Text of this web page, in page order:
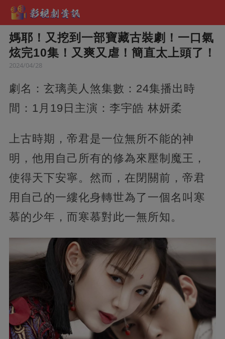
媽耶！又挖到一部寶藏古裝劇！一口氣
炫完10集！又爽又虐！簡直太上頭了！
2024/04/28
劇名：玄璃美人煞集數：24集播出時
間：1月19日主演：李宇皓 林妍柔
上古時期，帝君是一位無所不能的神
明，他用自己所有的修為來壓制魔王，
使得天下安寧。然而，在閉關前，帝君
用自己的一縷化身轉世為了一個名叫寒
慕的少年，而寒慕對此一無所知。